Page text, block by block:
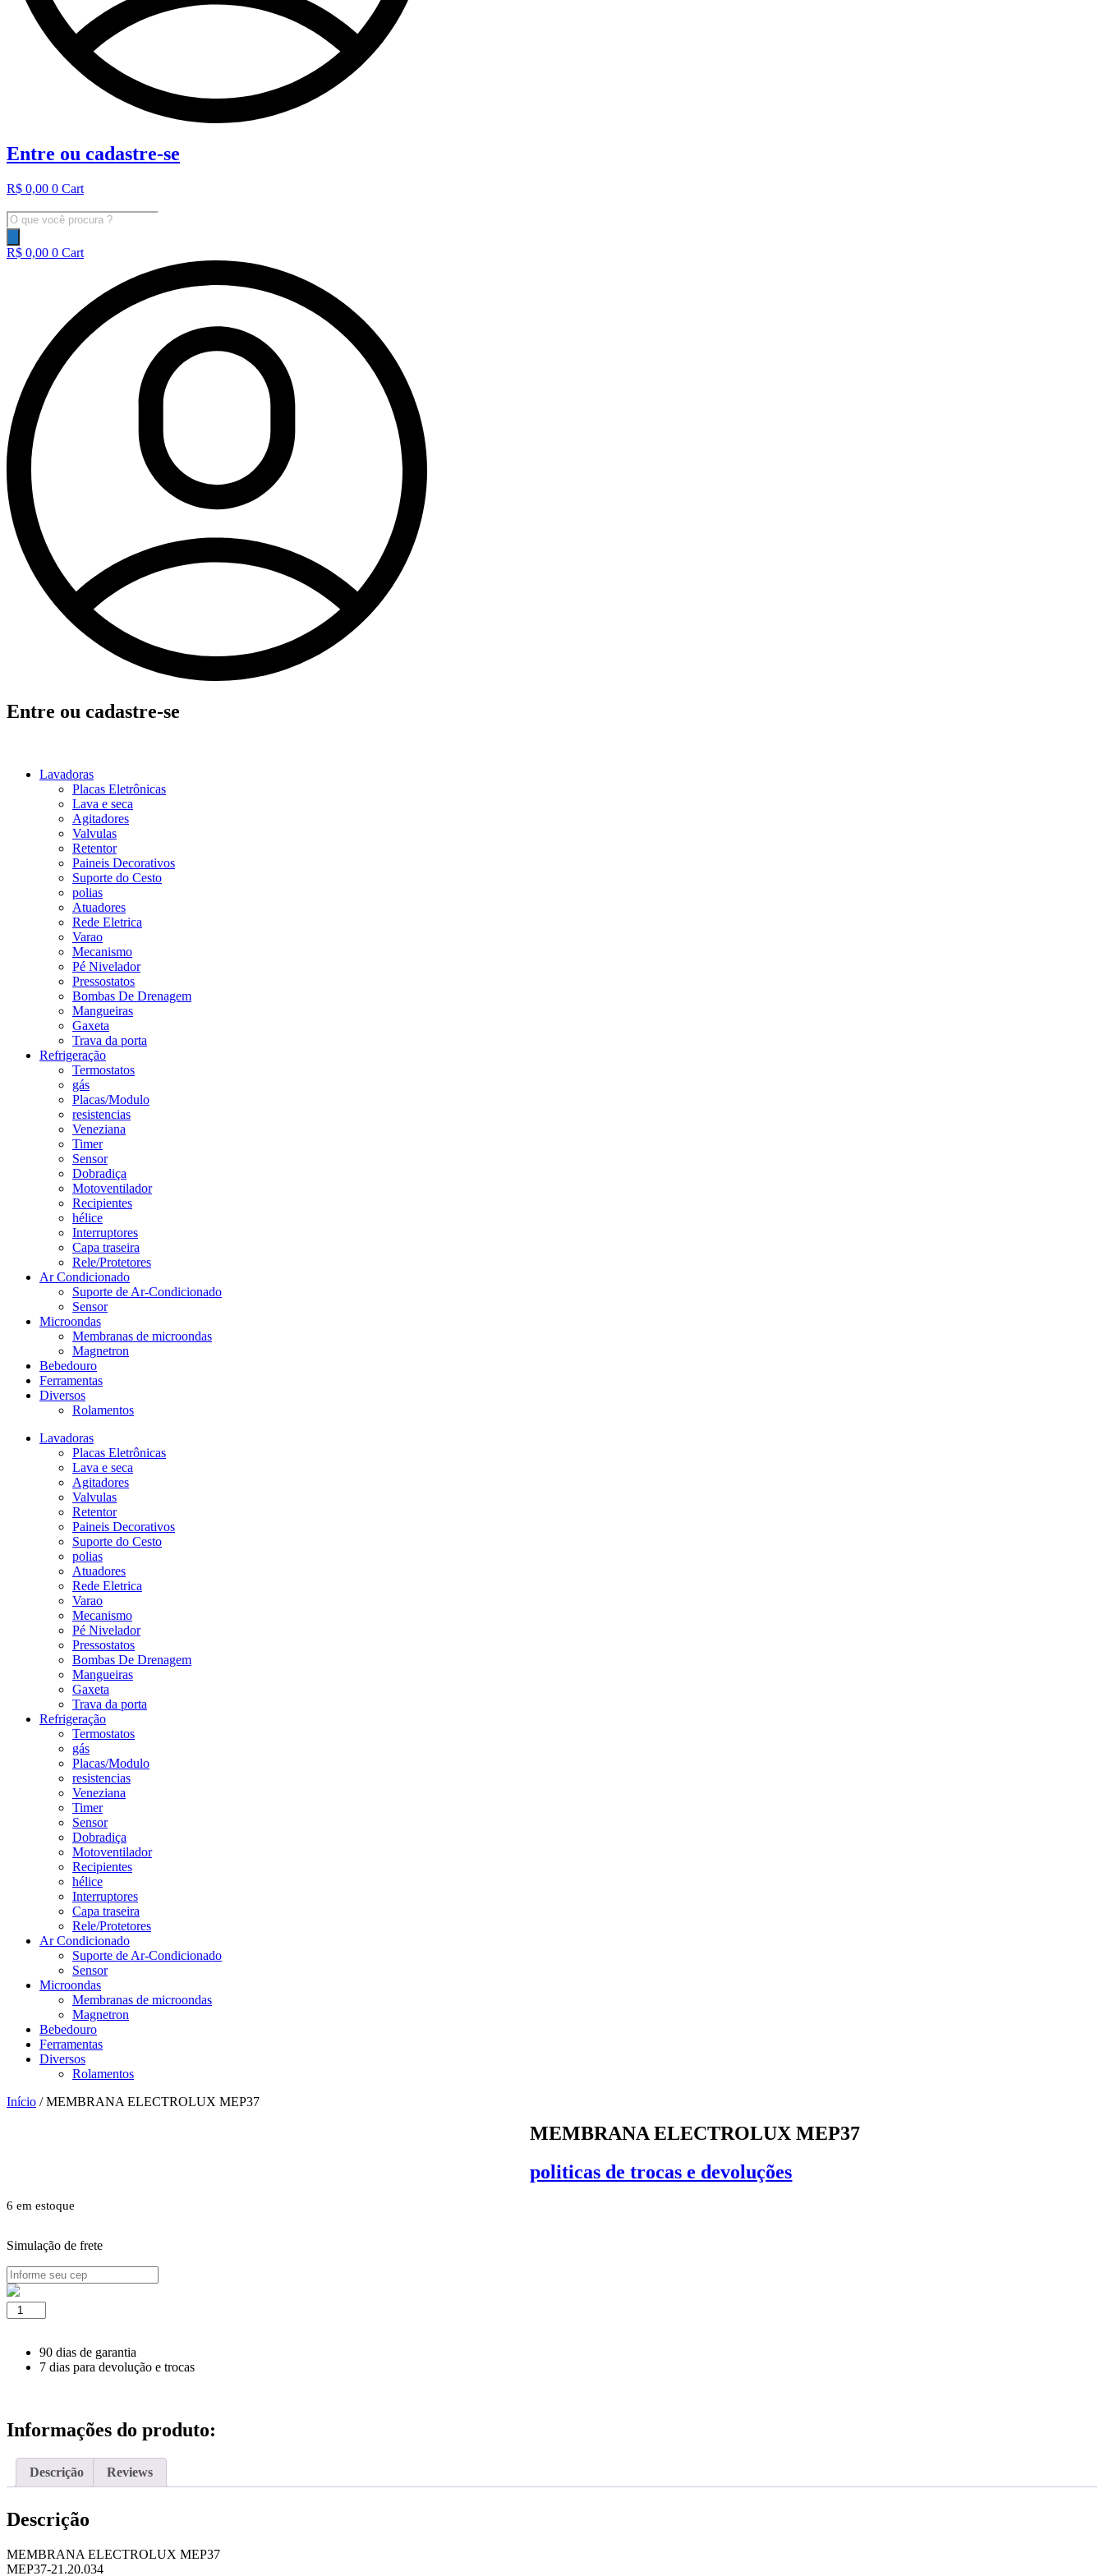
Entre ou cadastre-se
R$ 0,00 0 Cart
Pesquisar
produtos
R$ 0,00 0 Cart
Entre ou cadastre-se
Lavadoras
Placas Eletrônicas
Lava e seca
Agitadores
Valvulas
Retentor
Paineis Decorativos
Suporte do Cesto
polias
Atuadores
Rede Eletrica
Varao
Mecanismo
Pé Nivelador
Pressostatos
Bombas De Drenagem
Mangueiras
Gaxeta
Trava da porta
Refrigeração
Termostatos
gás
Placas/Modulo
resistencias
Veneziana
Timer
Sensor
Dobradiça
Motoventilador
Recipientes
hélice
Interruptores
Capa traseira
Rele/Protetores
Ar Condicionado
Suporte de Ar-Condicionado
Sensor
Microondas
Membranas de microondas
Magnetron
Bebedouro
Ferramentas
Diversos
Rolamentos
Lavadoras
Placas Eletrônicas
Lava e seca
Agitadores
Valvulas
Retentor
Paineis Decorativos
Suporte do Cesto
polias
Atuadores
Rede Eletrica
Varao
Mecanismo
Pé Nivelador
Pressostatos
Bombas De Drenagem
Mangueiras
Gaxeta
Trava da porta
Refrigeração
Termostatos
gás
Placas/Modulo
resistencias
Veneziana
Timer
Sensor
Dobradiça
Motoventilador
Recipientes
hélice
Interruptores
Capa traseira
Rele/Protetores
Ar Condicionado
Suporte de Ar-Condicionado
Sensor
Microondas
Membranas de microondas
Magnetron
Bebedouro
Ferramentas
Diversos
Rolamentos
Início / MEMBRANA ELECTROLUX MEP37
MEMBRANA ELECTROLUX MEP37
politicas de trocas e devoluções
6 em estoque
Simulação de frete
MEMBRANA
ELECTROLUX
quantidade90 dias de garantia
7 dias para devolução e trocas
Informações do produto:
Descrição Reviews
Descrição
MEMBRANA ELECTROLUX MEP37
MEP37-21.20.034